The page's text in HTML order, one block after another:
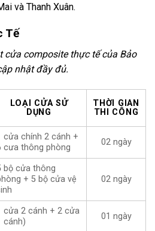
và Thanh Xuân.
Tế
cửa composite thực tế của Bảo
nhật đầy đủ.
LOẠI CỬA SỬ
DỤNG
THỜI GIAN
THI CÔNG
cửa chính 2 cánh +
cưa thông phòng
02 ngày
bộ cửa thông
+ 5 bộ cửa vệ
02 ngày
cửa 2 cánh + 2 cửa
cánh)
01 ngày